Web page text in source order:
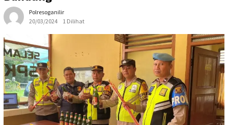
Polresoganilir
20/03/2024
1 Dilihat